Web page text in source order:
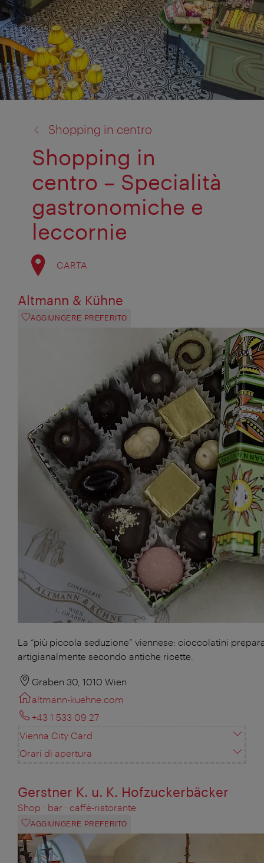
Shopping in centro
Shopping in
centro – Specialità
gastronomiche e
leccornie
CARTA
Altmann & Kühne
AGGIUNGERE PREFERITO
La “più piccola seduzione” viennese: cioccolatini
artigianalmente secondo antiche ricette.
Graben 30, 1010 Wien
altmann-kuehne.com
+43 1 533 09 27
Vienna City Card
Orari di apertura
Gerstner K. u. K. Hofzuckerbäcker
Shop · bar · caffè-ristorante
AGGIUNGERE PREFERITO